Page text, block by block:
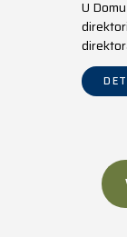
U